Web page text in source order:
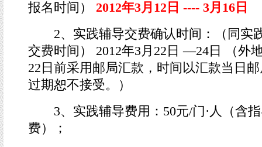
报名时间）
2012年3月12日 ---- 3月16日
2、实践辅导交费确认时间：（同实
交费时间）
2012年3月22日 —24日
（外
22日前采用邮局汇款，时间以汇款当日
过期恕不接受。）
3、实践辅导费用：50元/门·人（含指
费）；